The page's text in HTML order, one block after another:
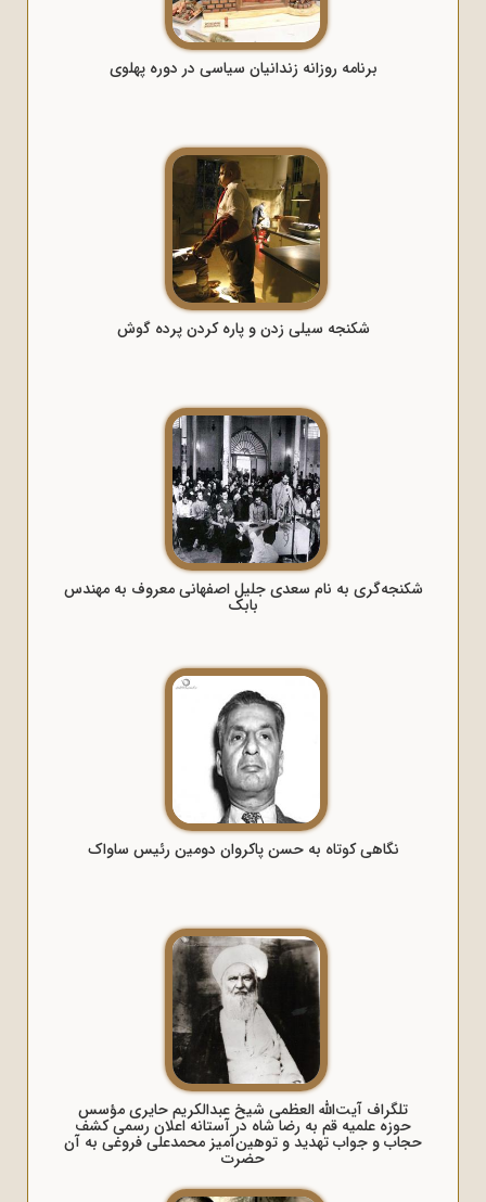
برنامه روزانه زندانیان سیاسی در دوره پهلوی
شکنجه سیلی زدن و پاره کردن پرده گوش
شکنجه‌گری به نام سعدی جلیل اصفهانی معروف به مهندس
بابک
نگاهی کوتاه به حسن پاکروان دومین رئیس ساواک
تلگراف آیت‌الله العظمی شیخ عبدالکریم حایری مؤسس
حوزه علمیه قم به رضا شاه در آستانه اعلان رسمی کشف
حجاب و جواب تهدید و توهین‌آمیز محمدعلی فروغی به آن
حضرت